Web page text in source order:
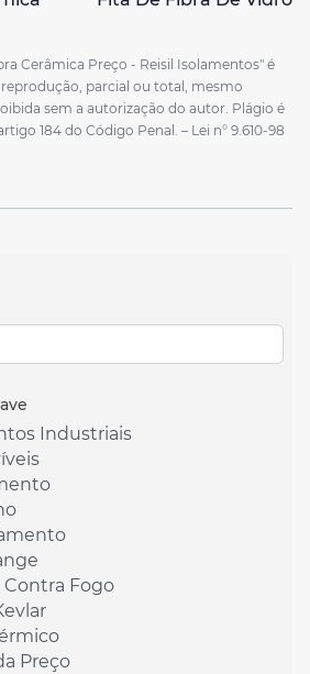
Cerâmica Preço - Reisil Isolamentos" é
parcial ou total, mesmo
sem a autorização do autor. Plágio é
184 do Código Penal. – Lei n° 9.610-98
Industriais
Contra Fogo
Preço